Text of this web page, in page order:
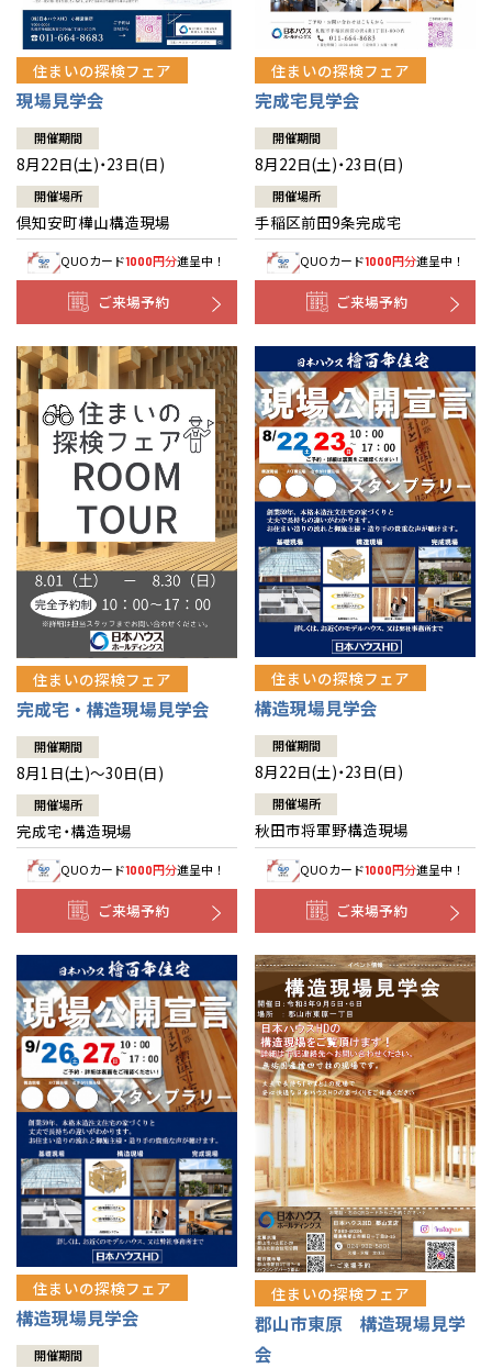
住まいの探検フェア
現場見学会
開催期間
8月22日(土)・23日(日)
開催場所
倶知安町樺山構造現場
QUOカード1000円分進呈中！
ご来場予約
住まいの探検フェア
完成宅見学会
開催期間
8月22日(土)・23日(日)
開催場所
手稲区前田9条完成宅
QUOカード1000円分進呈中！
ご来場予約
住まいの探検フェア
完成宅・構造現場見学会
開催期間
8月1日(土)～30日(日)
開催場所
完成宅・構造現場
QUOカード1000円分進呈中！
ご来場予約
住まいの探検フェア
構造現場見学会
開催期間
8月22日(土)・23日(日)
開催場所
秋田市将軍野構造現場
QUOカード1000円分進呈中！
ご来場予約
住まいの探検フェア
構造現場見学会
開催期間
住まいの探検フェア
郡山市東原 構造現場見学
会
道央
道北
道南
道東
青森
秋田
岩手
山形
宮城
福島
甲信越・北陸
新潟
山梨
長野
富山
石川
福井
関東
東京
神奈川
埼玉
千葉
茨城
栃木
群馬
東海
愛知
岐阜
静岡
三重
近畿
大阪
京都
兵庫
奈良
滋賀
和歌山
中国・四国
岡山
香川
愛媛
鳥取
島根
広島
山口
徳島
高知
九州
福岡
佐賀
熊本
大分
宮崎
鹿児島
長崎
沖縄
分譲マンション
※現住所のある都道府県以外の建築予定地の方でも現住所の有るお近
くの展示場又は店舗にお問合せください。移住の計画の方もご相談対
応します。お気軽にご相談ください。
道央
苫小牧千歳
小樽
道北
道南
道東
釧路
青森県
八戸
青森
秋田県
秋田
岩手県
山形県
宮城県
仙台
福島県
会津
甲信越・北陸
新潟県
長岡
山梨県
長野県
富山県
富山
石川県
福井県
福井
関東
東京都
神奈川県
相模
埼玉県
埼玉
千葉県
千葉
柏
茨城県
水戸
栃木県
宇都宮
小山
群馬県
群馬
伊勢崎
東海
愛知県
岐阜県
岐阜
静岡県
三重県
四日市
近畿
大阪府
大阪
京都府
京都
兵庫県
姫路
奈良県
奈良
中国・四国
岡山県
岡山
愛媛県
松山
九州
福岡県
福岡
佐賀県
佐賀
熊本県
熊本
大分県
大分
宮崎県
宮崎
鹿児島県
鹿児島